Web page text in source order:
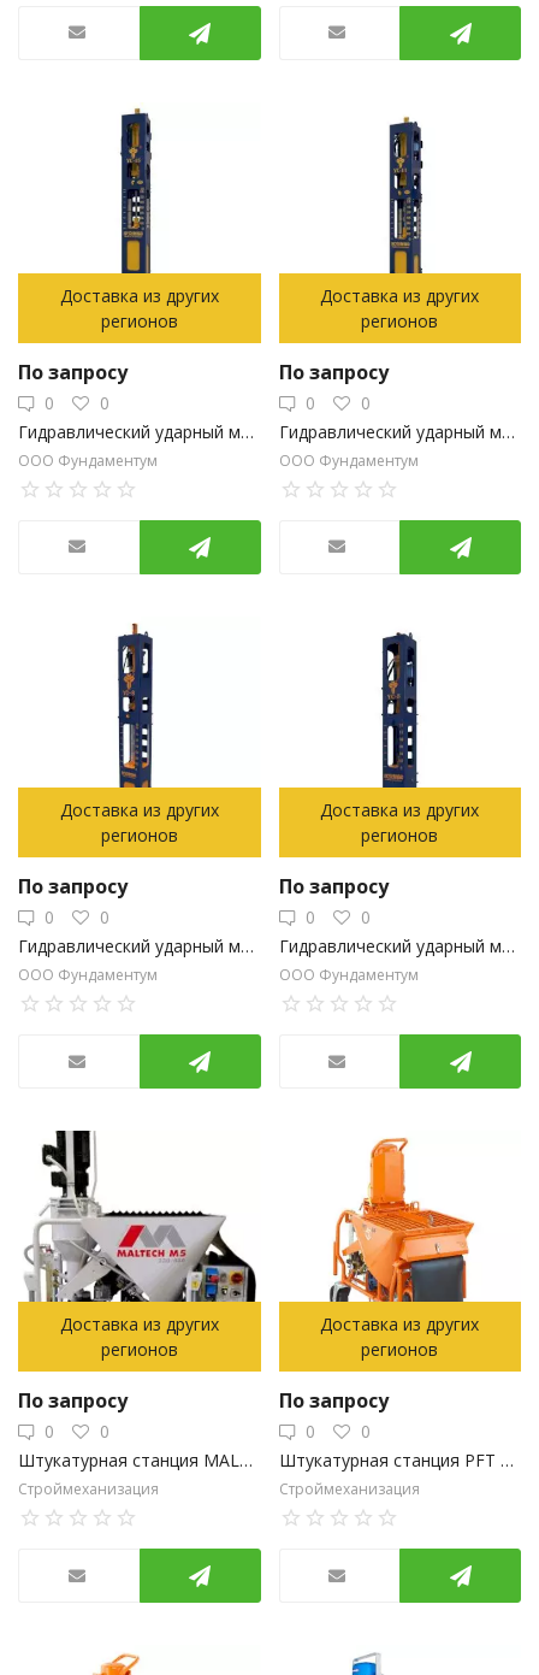
Доставка из других
регионов
По запросу
0
0
Гидравлический ударный молот YC-15 Yongan (Китай)
ООО Фундаментум
Доставка из других
регионов
По запросу
0
0
Гидравлический ударный молот YC-11 Yongan (Китай)
ООО Фундаментум
Доставка из других
регионов
По запросу
0
0
Гидравлический ударный молот YC-8 Yongan (Китай)
ООО Фундаментум
Доставка из других
регионов
По запросу
0
0
Гидравлический ударный молот YC-5 Yongan (Китай)
ООО Фундаментум
Доставка из других
регионов
По запросу
0
0
Штукатурная станция MALTECH M5-Evo 230/400
Строймеханизация
Доставка из других
регионов
По запросу
0
0
Штукатурная станция PFT G4 FU 230/400 без водяного насоса
Строймеханизация